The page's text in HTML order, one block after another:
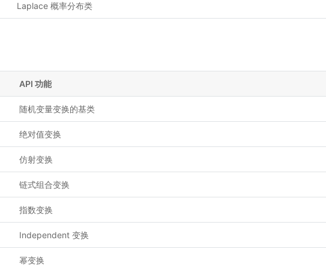
Laplace 概率分布类
API 功能
随机变量变换的基类
绝对值变换
仿射变换
链式组合变换
指数变换
Independent 变换
幂变换